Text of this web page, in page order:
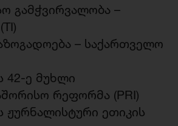
გამჭვირვალობა –
– საქართველო
42-ე მუხლი
რეფორმა (PRI)
ჟურნალისტური ეთიკის